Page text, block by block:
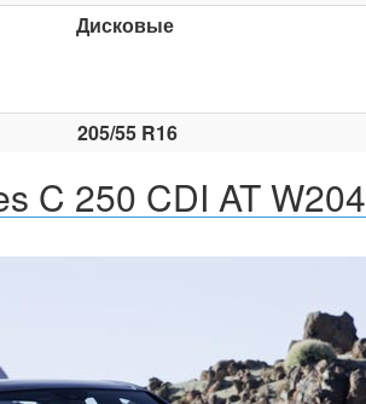
Дисковые
205/55 R16
C 250 CDI AT W204